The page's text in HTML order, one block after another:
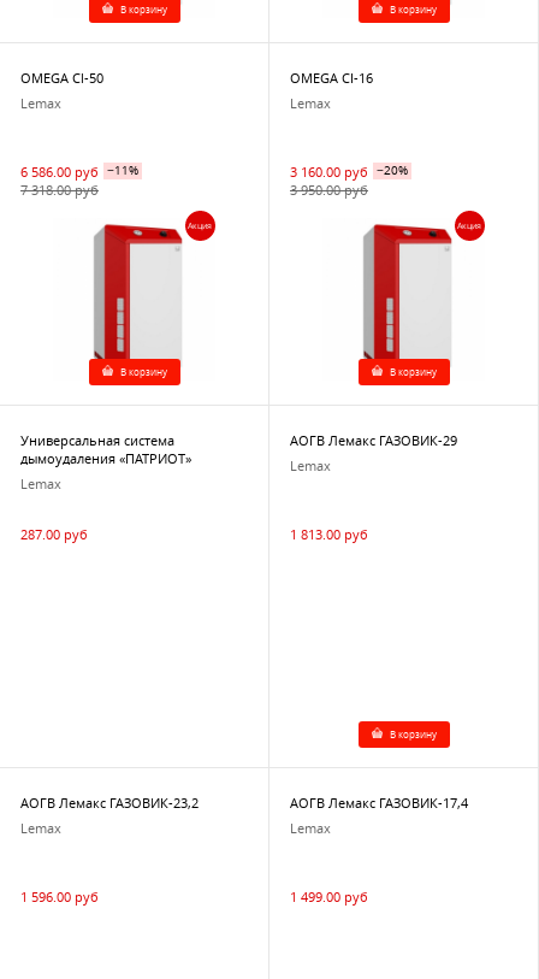
В корзину В корзину
OMEGA Cl-50
Lemax
6 586.00 руб
7 318.00 руб
−11%
Акция
В корзину
OMEGA CI-16
Lemax
3 160.00 руб
3 950.00 руб
−20%
Акция
В корзину
Универсальная система
дымоудаления «ПАТРИОТ»
Lemax
287.00 руб
АОГВ Лемакс ГАЗОВИК-29
Lemax
1 813.00 руб
В корзину
АОГВ Лемакс ГАЗОВИК-23,2
Lemax
1 596.00 руб
АОГВ Лемакс ГАЗОВИК-17,4
Lemax
1 499.00 руб